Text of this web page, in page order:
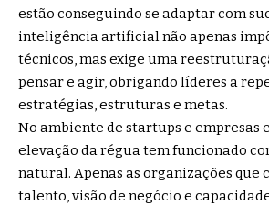
estão conseguindo se adaptar com
inteligência artificial não apenas
técnicos, mas exige uma
pensar e agir, obrigando líderes a
estratégias, estruturas e metas.
No ambiente de startups e empresas
elevação da régua tem funcionado
natural. Apenas as organizações que
talento, visão de negócio e